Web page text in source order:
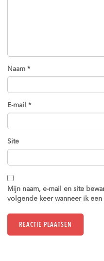
Naam *
E-mail *
Site
Mijn naam, e-mail en site
volgende keer wanneer ik een